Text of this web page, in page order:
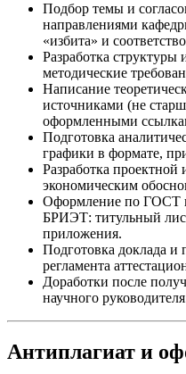
Подбор темы и
направлениями
«избита» и
Разработка структуры
методические
Написание
источниками (не
оформленными
Подготовка
графики в формате,
Разработка проектной
экономическим
Оформление по ГОСТ
БРИЭТ: титульный
приложения.
Подготовка доклада и
регламента
Доработки после
научного
Антиплагиат и